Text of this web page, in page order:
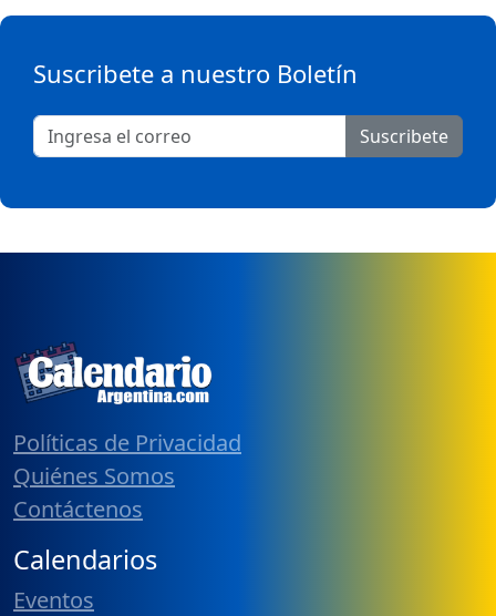
Suscribete a nuestro Boletín
Suscribete
Políticas de Privacidad
Quiénes Somos
Contáctenos
Calendarios
Eventos